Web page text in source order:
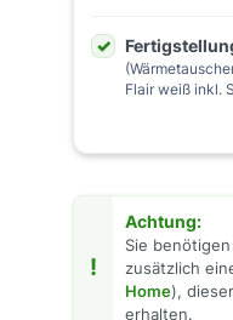
Flair weiß inkl.
!
Achtung:
Sie
zusätzlich
Home),
erhalten.